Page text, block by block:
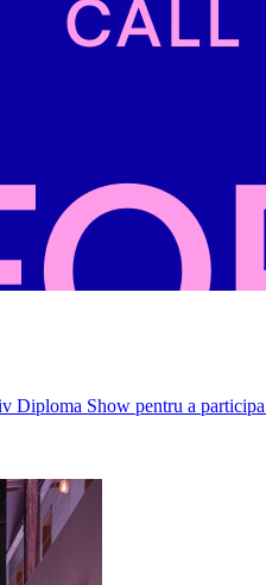
Diploma Show pentru a